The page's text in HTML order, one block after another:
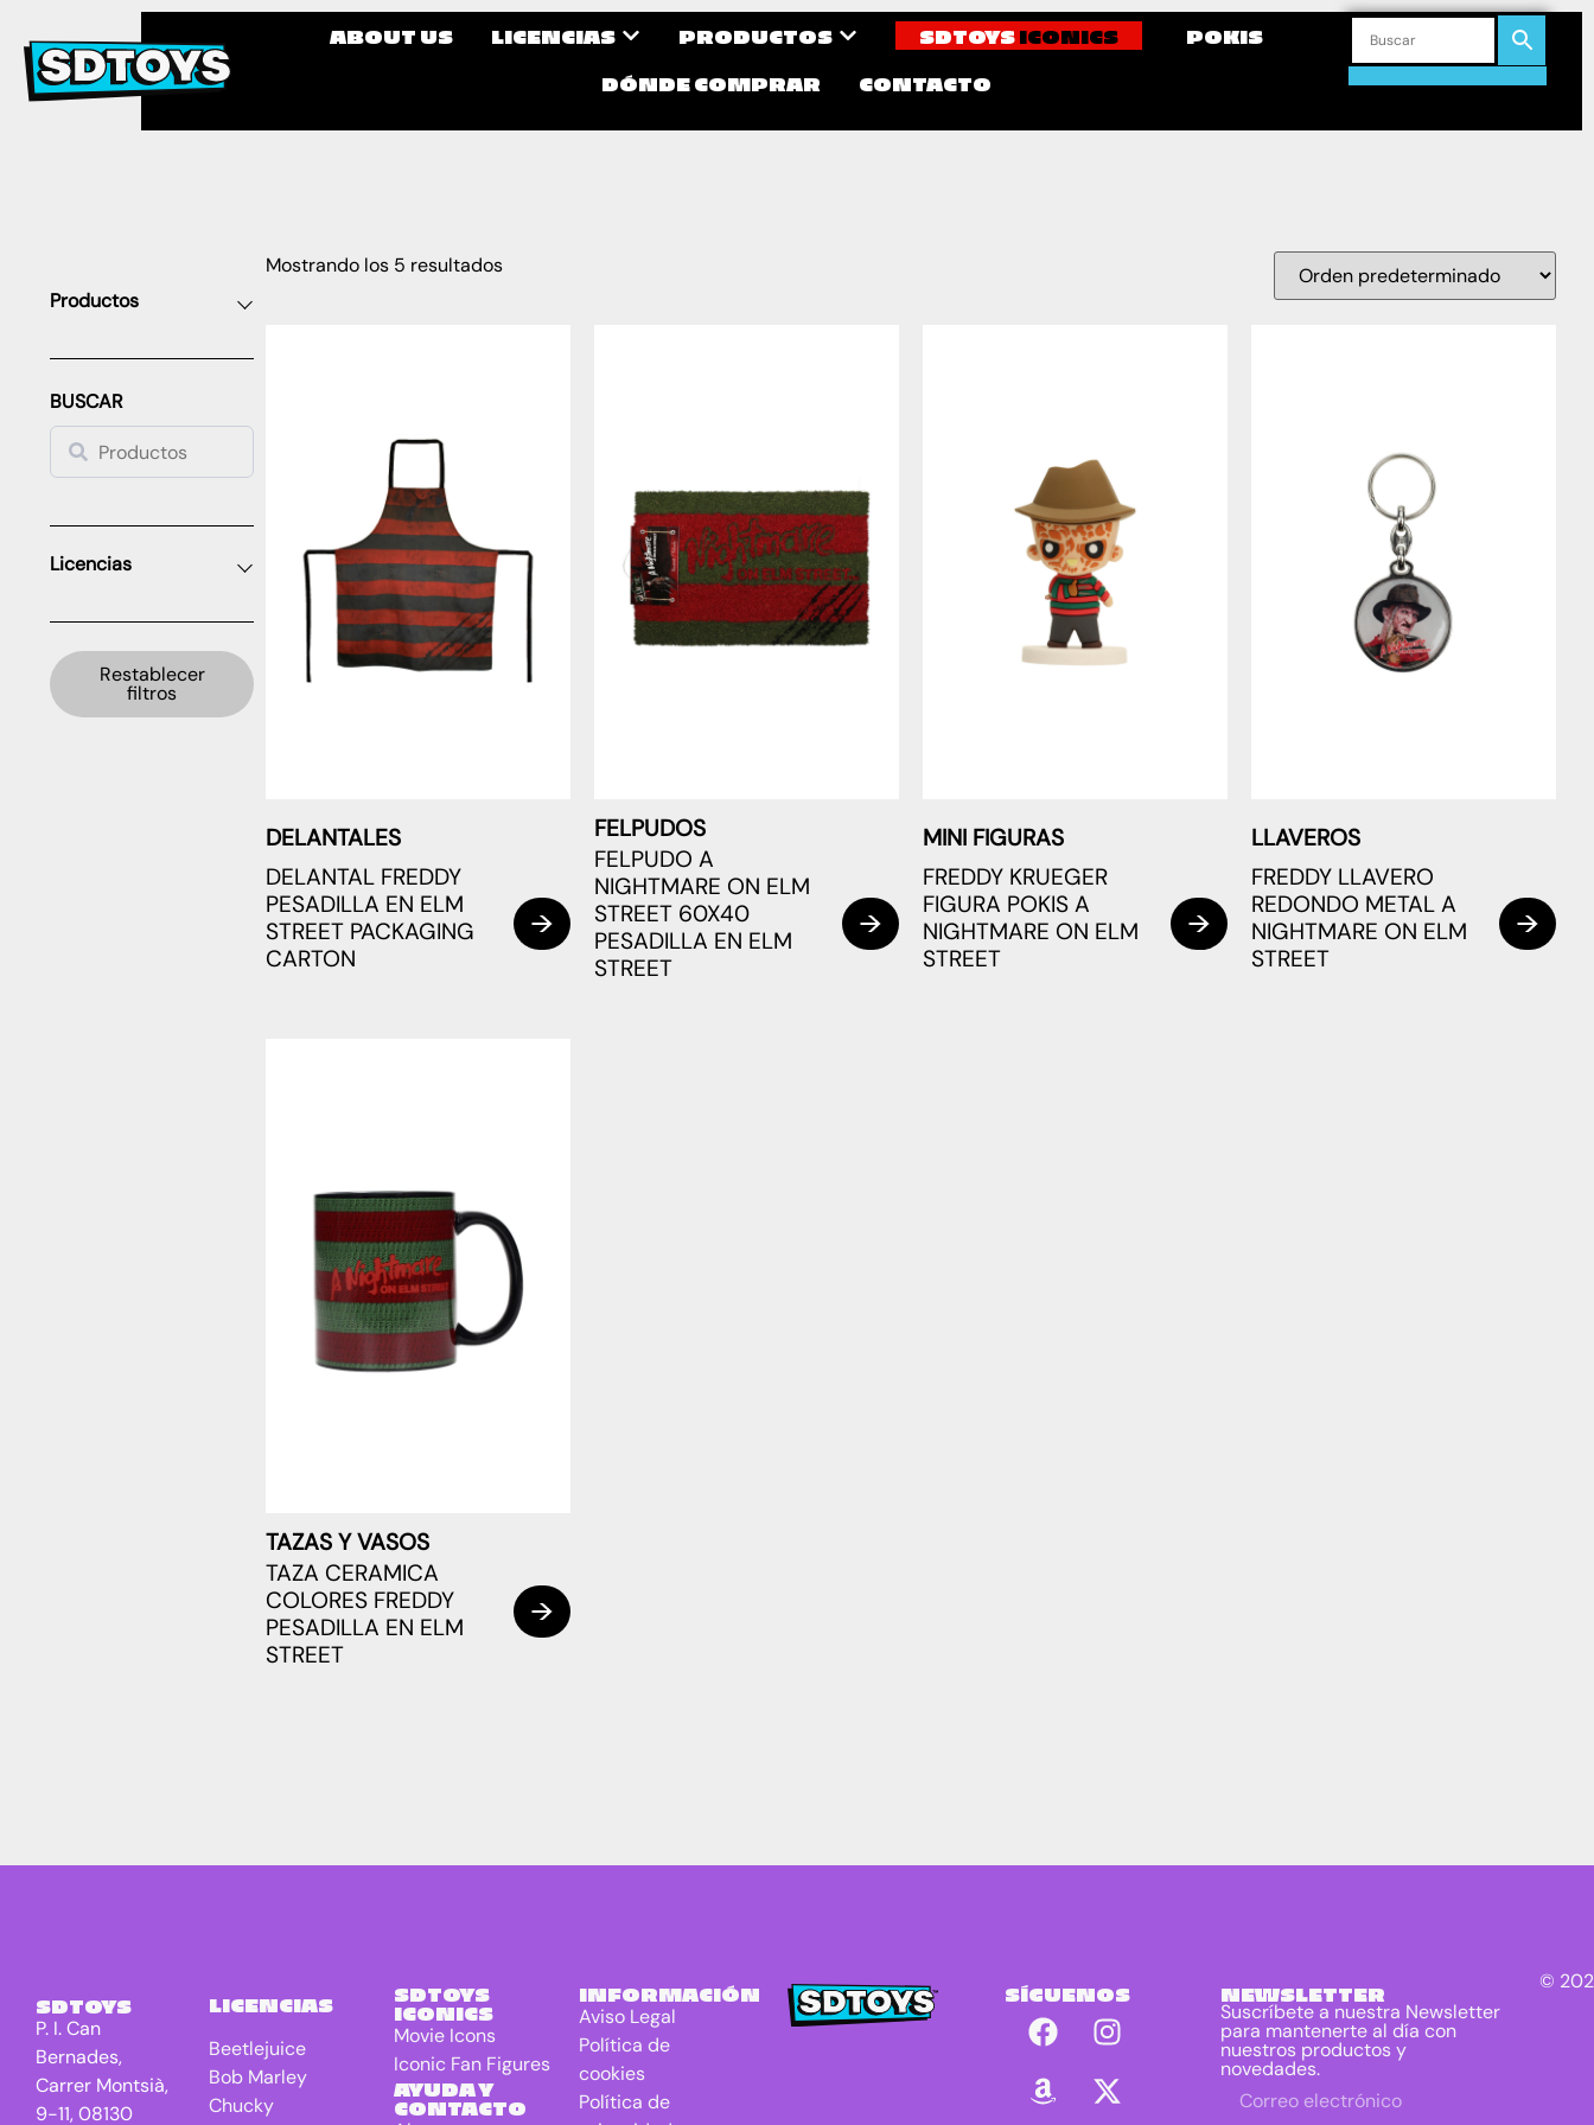
ABOUT US LICENCIAS PRODUCTOS SDTOYS ICONICS
POKIS
DÓNDE COMPRAR
CONTACTO
Productos
BUSCAR
Licencias
Restablecer
filtros
Mostrando los 5 resultados
DELANTALES
DELANTAL FREDDY
PESADILLA EN ELM
STREET PACKAGING
CARTON
FELPUDOS
FELPUDO A
NIGHTMARE ON ELM
STREET 60X40
PESADILLA EN ELM
STREET
MINI FIGURAS
FREDDY KRUEGER
FIGURA POKIS A
NIGHTMARE ON ELM
STREET
LLAVEROS
FREDDY LLAVERO
REDONDO METAL A
NIGHTMARE ON ELM
STREET
TAZAS Y VASOS
TAZA CERAMICA
COLORES FREDDY
PESADILLA EN ELM
STREET
SDTOYS
P. I. Can
Bernades,
Carrer Montsià,
9-11, 08130
LICENCIAS
Beetlejuice
Bob Marley
Chucky
SDTOYS
ICONICS
Movie Icons
Iconic Fan Figures
AYUDA Y
CONTACTO
INFORMACIÓN
Aviso Legal
Política de
cookies
Política de
SÍGUENOS NEWSLETTER
Suscríbete a nuestra Newsletter
para mantenerte al día con
nuestros productos y
novedades.
©